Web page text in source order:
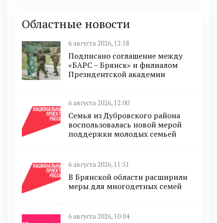
Областные новости
6 августа 2026, 12:18
Подписано соглашение между
«БАРС – Брянск» и филиалом
Президентской академии
6 августа 2026, 12:00
Семья из Дубровского района
воспользовалась новой мерой
поддержки молодых семьей
6 августа 2026, 11:51
В Брянской области расширили
меры для многодетных семей
6 августа 2026, 10:04